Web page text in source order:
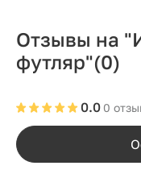
Отзывы на
футляр"(0)
0
0.0